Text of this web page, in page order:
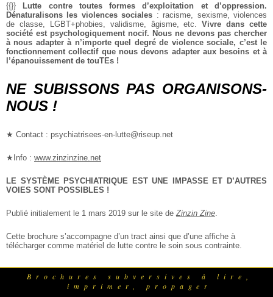
{{}}
Lutte contre toutes formes d’exploitation et d’oppression.
Dénaturalisons les violences sociales : racisme, sexisme, violences
de classe, LGBT+phobies, validisme, âgisme, etc.Vivre dans cette
société est psychologiquement nocif. Nous ne devons pas chercher
à nous adapter à n’importe quel degré de violence sociale, c’est le
fonctionnement collectif que nous devons adapter aux besoins et à
l’épanouissement de touTEs !
NE SUBISSONS PAS ORGANISONS-
NOUS !
★ Contact : psychiatrisees-en-lutte@riseup.net
★Info : www.zinzinzine.net
LE SYSTÈME PSYCHIATRIQUE EST UNE IMPASSE ET D’AUTRES
VOIES SONT POSSIBLES !
Publié initialement le 1 mars 2019 sur le site de Zinzin Zine
Cette brochure s’accompagne d’un tract ainsi que d’une affiche à
télécharger comme matériel de lutte contre le soin sous contrainte.
Brochures subversives à lire,
imprimer, propager